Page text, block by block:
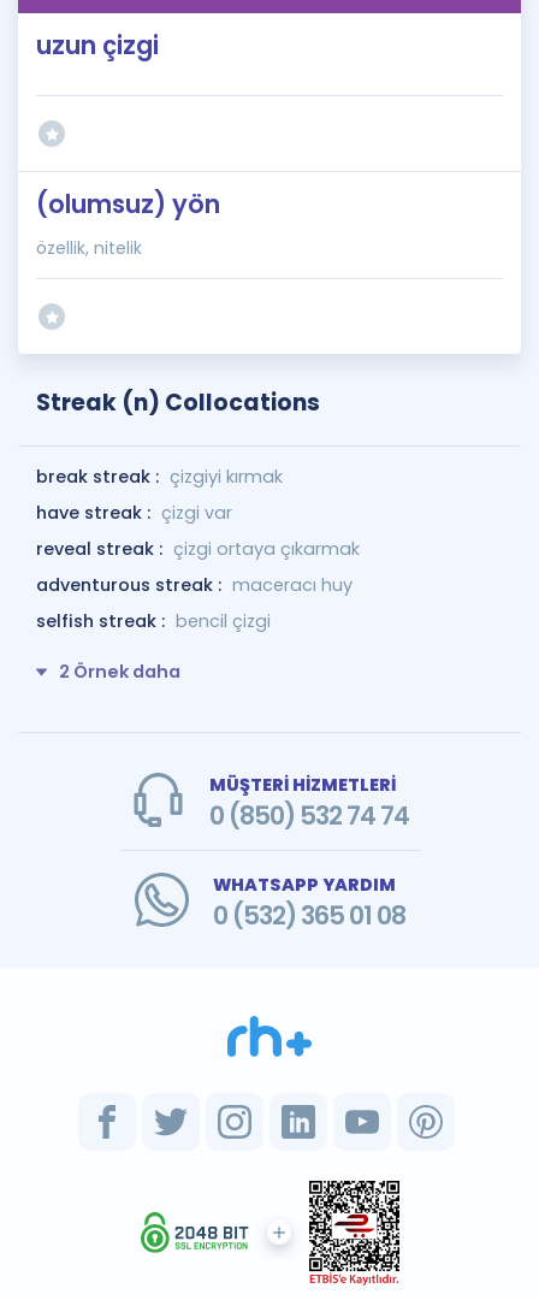
uzun çizgi
(olumsuz) yön
özellik, nitelik
Streak (n) Collocations
break streak : çizgiyi kırmak
have streak : çizgi var
reveal streak : çizgi ortaya çıkarmak
adventurous streak : maceracı huy
selfish streak : bencil çizgi
2 Örnek daha
MÜŞTERİ HİZMETLERİ
0 (850) 532 74 74
WHATSAPP YARDIM
0 (532) 365 01 08